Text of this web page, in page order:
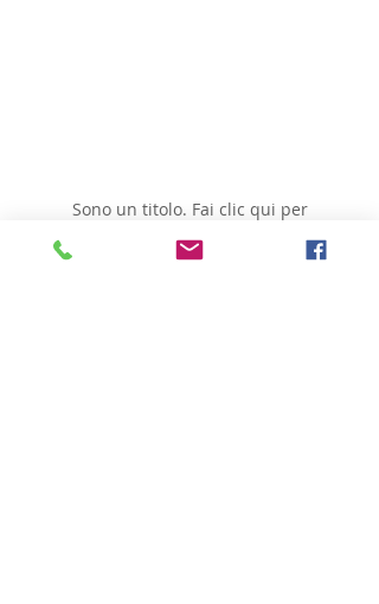
Sono un titolo. ​Fai clic qui per